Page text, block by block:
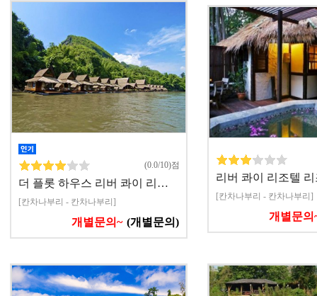
(0.0/10)점
더 플롯 하우스 리버 콰이 리…
[칸차나부리 - 칸차나부리]
개별문의~ (개별문의)
리버 콰이 리조텔
[칸차나부리 - 칸차나부리]
개별문의